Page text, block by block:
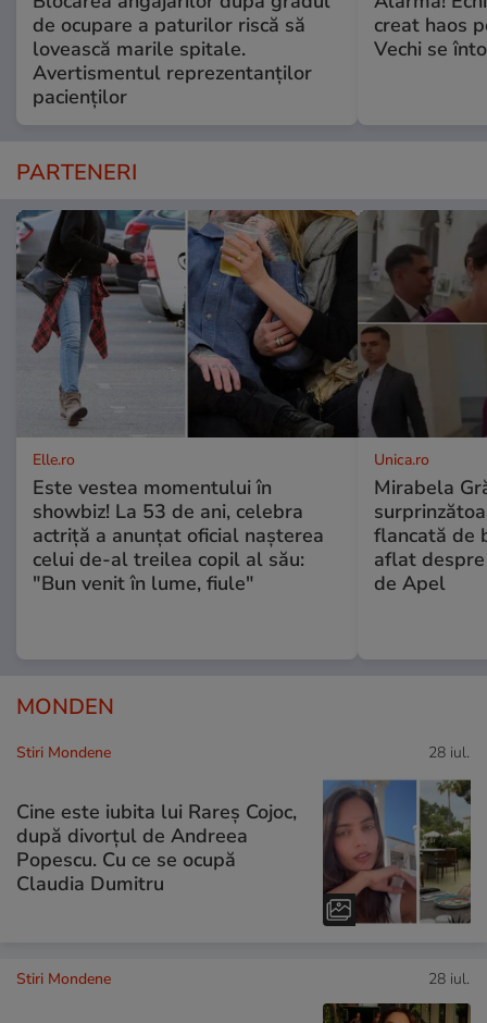
de ocupare a paturilor riscă să
lovească marile spitale.
Avertismentul reprezentanților
pacienților
creat haos
Vechi se
PARTENERI
Elle.ro
Este vestea momentului în
showbiz! La 53 de ani, celebra
actriță a anunțat oficial nașterea
celui de-al treilea copil al său:
"Bun venit în lume, fiule"
Unica.ro
Mirabela
flancată de
aflat
de Apel
MONDEN
Stiri Mondene 28 iul.
Cine este iubita lui Rareș Cojoc,
după divorțul de Andreea
Popescu. Cu ce se ocupă
Claudia Dumitru
Stiri Mondene 28 iul.